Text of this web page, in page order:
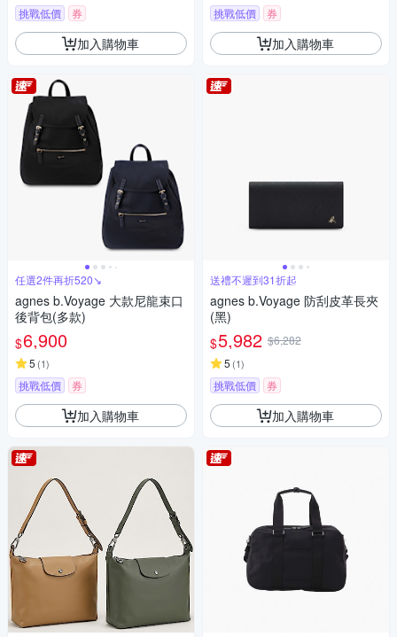
挑戰低價 券
加入購物車
任選2件再折520↘
agnes b.Voyage 大款尼龍束口
後背包(多款)
$6,900
5 (1)
挑戰低價 券
加入購物車
挑戰低價 券
加入購物車
送禮不遲到31折起
agnes b.Voyage 防刮皮革長夾
(黑)
$5,982 $6,282
5 (1)
挑戰低價 券
加入購物車